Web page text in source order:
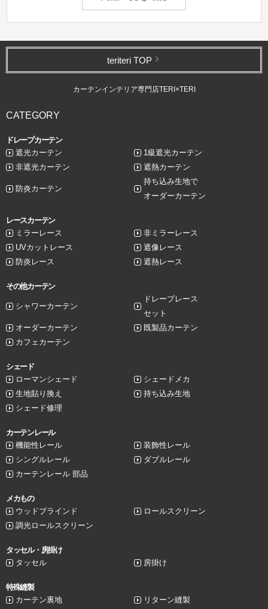
teriteri TOP
カーテンインテリア専門店TERI×TERI
CATEGORY
ドレープカーテン
遮光カーテン
1級遮光カーテン
非遮光カーテン
遮熱カーテン
防炎カーテン
持ち込み生地で
オーダーカーテン
レースカーテン
ミラーレース
非ミラーレース
UVカットレース
遮像レース
防炎レース
遮熱レース
その他カーテン
シャワーカーテン
ドレープレース
セット
オーダーカーテン
既製品カーテン
カフェカーテン
シェード
ローマンシェード
シェードメカ
生地貼り換え
持ち込み生地
シェード修理
カーテンレール
機能性レール
装飾性レール
シングルレール
ダブルレール
カーテンレール 部品
メカもの
ウッドブラインド
ロールスクリーン
調光ロールスクリーン
タッセル・房掛け
タッセル
房掛け
特殊縫製
カーテン裏地
リターン縫製